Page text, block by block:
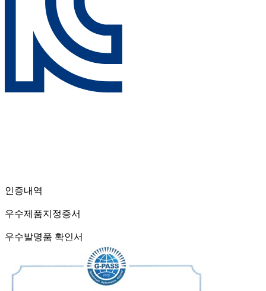
인증내역
우수제품지정증서
우수발명품 확인서